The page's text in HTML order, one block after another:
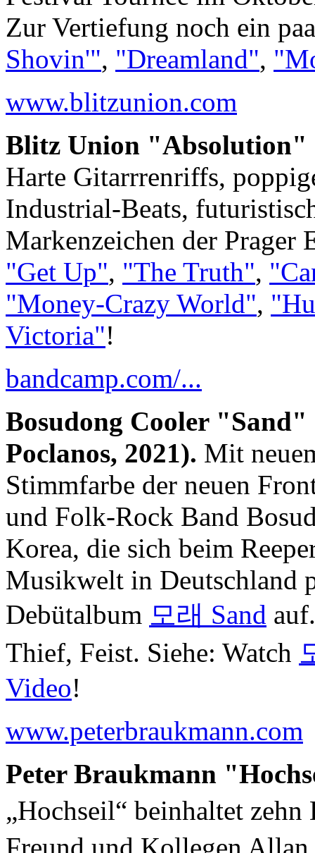
Zur Vertiefung noch ein
Shovin'", "Dreamland",
www.blitzunion.com
Blitz Union
Harte Gitarrrenriffs,
Industrial-Beats,
Markenzeichen der
"Get Up", "The Truth",
"Money-Crazy World",
Victoria"!
bandcamp.com/...
Bosudong Cooler
Poclanos, 2021). Mit
Stimmfarbe der neuen
und Folk-Rock Band
Korea, die sich beim
Musikwelt in Deutschland
Debütalbum 모래 Sand
Thief, Feist. Siehe: Watch
Video!
www.peterbraukmann.com
Peter Braukmann
„Hochseil“ beinhaltet